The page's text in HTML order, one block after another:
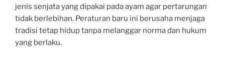
jenis senjata yang dipakai pada ayam agar pertarungan
tidak berlebihan. Peraturan baru ini berusaha menjaga
tradisi tetap hidup tanpa melanggar norma dan hukum
yang berlaku.